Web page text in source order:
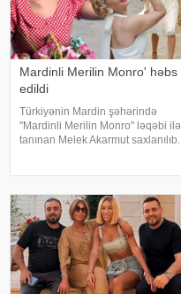
Mardinli Merilin Monro' həbs
edildi
Türkiyənin Mardin şəhərində
"Mardinli Merilin Monro" ləqəbi ilə
tanınan Melek Akarmut saxlanılıb.
tərkibli olduğ